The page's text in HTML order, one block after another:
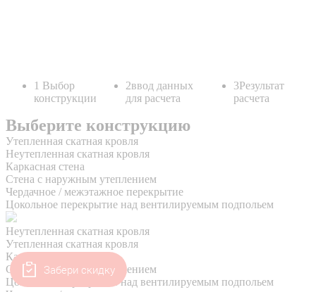
Забери скидку